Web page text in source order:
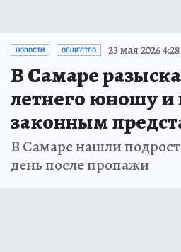
НОВОСТИ ОБЩЕСТВО 23 мая 2026 4:28
В Самаре
летнего юношу и
законным
В Самаре нашли
день после пропажи